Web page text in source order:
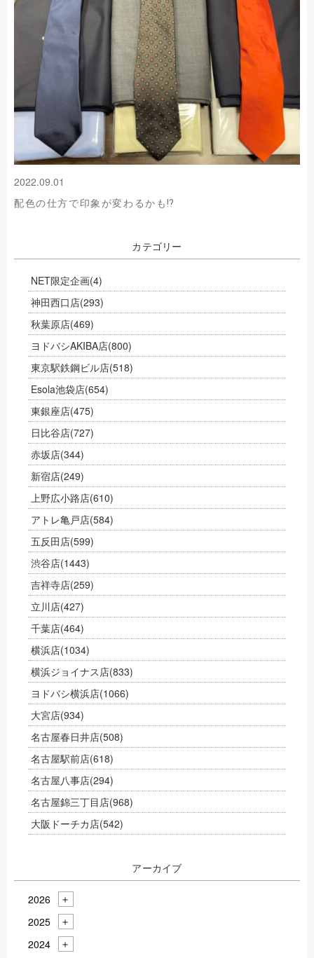
2022.09.01
配色の仕方で印象が変わるかも⁉
カテゴリー
NET限定企画(4)
神田西口店(293)
秋葉原店(469)
ヨドバシAKIBA店(800)
東京駅鉄鋼ビル店(518)
Esola池袋店(654)
東銀座店(475)
日比谷店(727)
赤坂店(344)
新宿店(249)
上野広小路店(610)
アトレ亀戸店(584)
五反田店(599)
渋谷店(1443)
吉祥寺店(259)
立川店(427)
千葉店(464)
横浜店(1034)
横浜ジョイナス店(833)
ヨドバシ横浜店(1066)
大宮店(934)
名古屋春日井店(508)
名古屋駅前店(618)
名古屋八事店(294)
名古屋錦三丁目店(968)
大阪ドーチカ店(542)
アーカイブ
2026
2025
2024